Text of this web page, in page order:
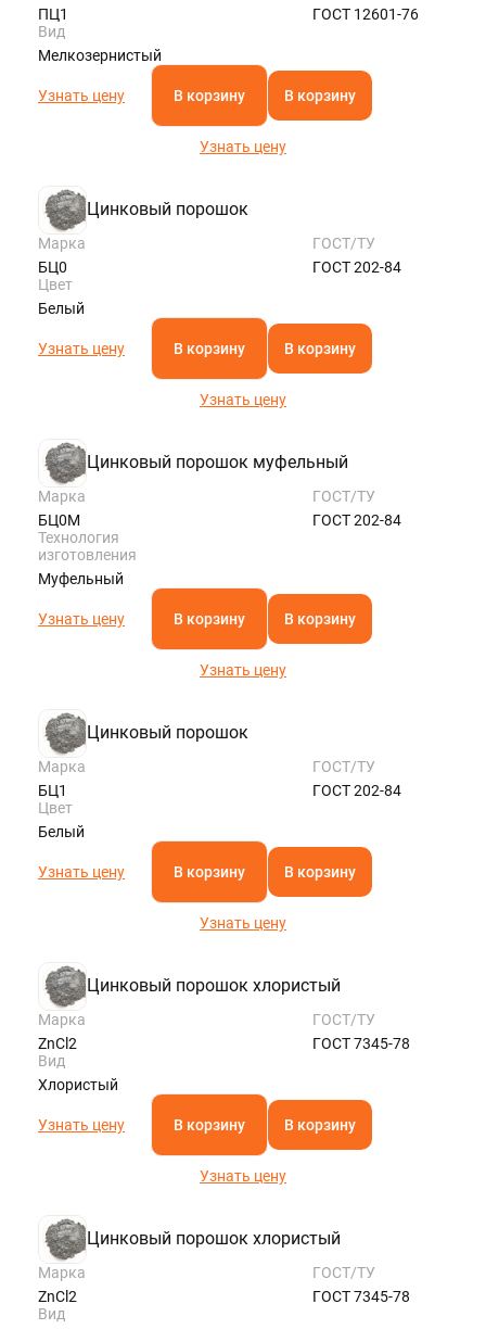
ПЦ1
ГОСТ 12601-76
Вид
Мелкозернистый
Узнать цену В корзину В корзину
Узнать цену
Цинковый порошок
Марка
БЦ0
ГОСТ/ТУ
ГОСТ 202-84
Цвет
Белый
Узнать цену В корзину В корзину
Узнать цену
Цинковый порошок муфельный
Марка
БЦ0М
ГОСТ/ТУ
ГОСТ 202-84
Технология
изготовления
Муфельный
Узнать цену В корзину В корзину
Узнать цену
Цинковый порошок
Марка
БЦ1
ГОСТ/ТУ
ГОСТ 202-84
Цвет
Белый
Узнать цену В корзину В корзину
Узнать цену
Цинковый порошок хлористый
Марка
ZnCl2
ГОСТ/ТУ
ГОСТ 7345-78
Вид
Хлористый
Узнать цену В корзину В корзину
Узнать цену
Цинковый порошок хлористый
Марка
ZnCl2
ГОСТ/ТУ
ГОСТ 7345-78
Вид